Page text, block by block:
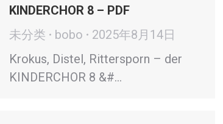
KINDERCHOR 8 – PDF
未分类
bobo
2025年8月14日
Krokus, Distel, Rittersporn – der
KINDERCHOR 8 &#…